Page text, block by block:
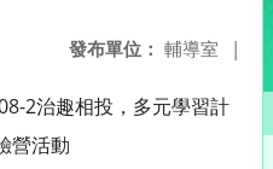
發布單位： 輔導室 |
2治趣相投，多元學習計
營活動